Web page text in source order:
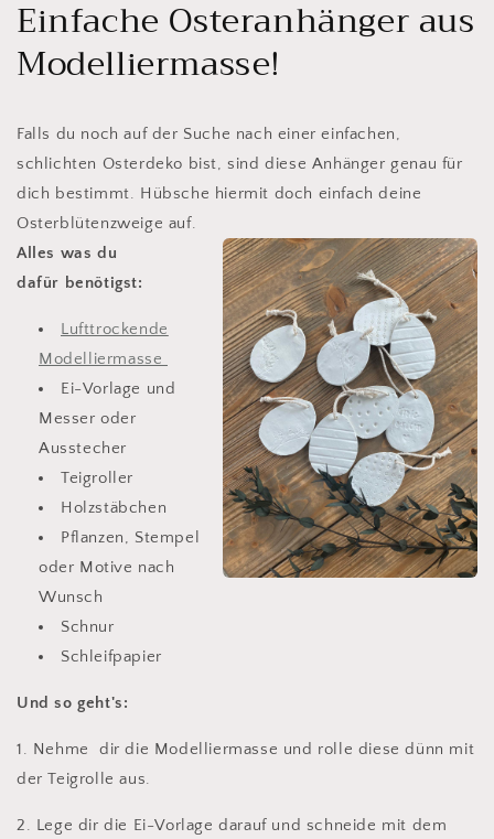
Einfache Osteranhänger aus
Modelliermasse!
Falls du noch auf der Suche nach einer einfachen,
schlichten Osterdeko bist, sind diese Anhänger genau für
dich bestimmt. Hübsche hiermit doch einfach deine
Osterblütenzweige auf.
Alles was du
dafür benötigst:
Lufttrockende
Modelliermasse
Ei-Vorlage und
Messer oder
Ausstecher
Teigroller
Holzstäbchen
Pflanzen, Stempel
oder Motive nach
Wunsch
Schnur
Schleifpapier
Und so geht's:
1. Nehme dir die Modelliermasse und rolle diese dünn mit
der Teigrolle aus.
2. Lege dir die Ei-Vorlage darauf und schneide mit dem